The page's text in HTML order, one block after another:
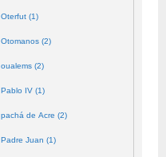
Oterfut (1)
Otomanos (2)
oualems (2)
Pablo IV (1)
pachá de Acre (2)
Padre Juan (1)